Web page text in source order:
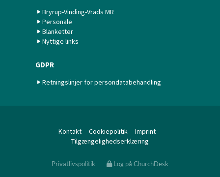
Bryrup-Vinding-Vrads MR
Personale
Blanketter
Nyttige links
GDPR
Retningslinjer for persondatabehandling
Kontakt Cookiepolitik
Imprint
Tilgængelighedserklæring
Privatlivspolitik Log på ChurchDesk